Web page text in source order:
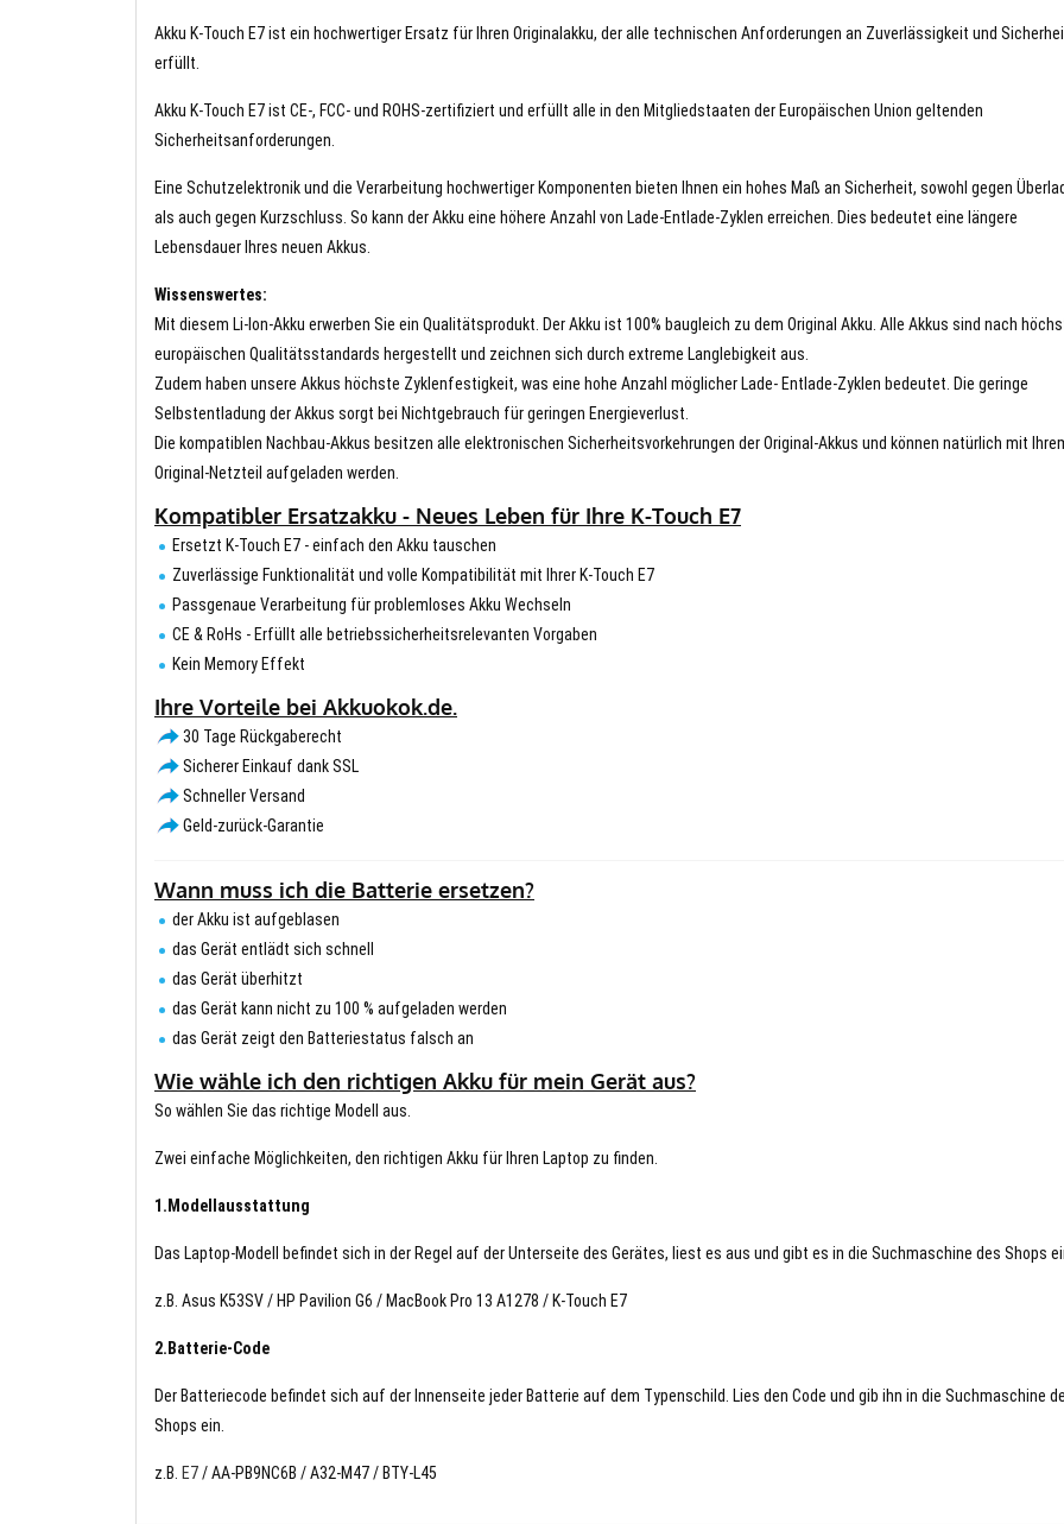
Akku K-Touch E7 ist ein hochwertiger Ersatz für Ihren Originalakku, der alle technischen Anforderungen an Zuverlässigkeit und
erfüllt.
Akku K-Touch E7 ist CE-, FCC- und ROHS-zertifiziert und erfüllt alle in den Mitgliedstaaten der Europäischen Union geltenden
Sicherheitsanforderungen.
Eine Schutzelektronik und die Verarbeitung hochwertiger Komponenten bieten Ihnen ein hohes Maß an Sicherheit, sowohl gegen
als auch gegen Kurzschluss. So kann der Akku eine höhere Anzahl von Lade-Entlade-Zyklen erreichen. Dies bedeutet eine längere
Lebensdauer Ihres neuen Akkus.
Wissenswertes:
Mit diesem Li-Ion-Akku erwerben Sie ein Qualitätsprodukt. Der Akku ist 100% baugleich zu dem Original Akku. Alle Akkus sind nach
europäischen Qualitätsstandards hergestellt und zeichnen sich durch extreme Langlebigkeit aus.
Zudem haben unsere Akkus höchste Zyklenfestigkeit, was eine hohe Anzahl möglicher Lade- Entlade-Zyklen bedeutet. Die geringe
Selbstentladung der Akkus sorgt bei Nichtgebrauch für geringen Energieverlust.
Die kompatiblen Nachbau-Akkus besitzen alle elektronischen Sicherheitsvorkehrungen der Original-Akkus und können natürlich mit
Original-Netzteil aufgeladen werden.
Kompatibler Ersatzakku - Neues Leben für Ihre K-Touch E7
Ersetzt K-Touch E7 - einfach den Akku tauschen
Zuverlässige Funktionalität und volle Kompatibilität mit Ihrer K-Touch E7
Passgenaue Verarbeitung für problemloses Akku Wechseln
CE & RoHs - Erfüllt alle betriebssicherheitsrelevanten Vorgaben
Kein Memory Effekt
Ihre Vorteile bei Akkuokok.de.
30 Tage Rückgaberecht
Sicherer Einkauf dank SSL
Schneller Versand
Geld-zurück-Garantie
Wann muss ich die Batterie ersetzen?
der Akku ist aufgeblasen
das Gerät entlädt sich schnell
das Gerät überhitzt
das Gerät kann nicht zu 100 % aufgeladen werden
das Gerät zeigt den Batteriestatus falsch an
Wie wähle ich den richtigen Akku für mein Gerät aus?
So wählen Sie das richtige Modell aus.
Zwei einfache Möglichkeiten, den richtigen Akku für Ihren Laptop zu finden.
1.Modellausstattung
Das Laptop-Modell befindet sich in der Regel auf der Unterseite des Gerätes, liest es aus und gibt es in die Suchmaschine des Shops
z.B. Asus K53SV / HP Pavilion G6 / MacBook Pro 13 A1278 / K-Touch E7
2.Batterie-Code
Der Batteriecode befindet sich auf der Innenseite jeder Batterie auf dem Typenschild. Lies den Code und gib ihn in die Suchmaschine
Shops ein.
z.B. E7/ AA-PB9NC6B / A32-M47 / BTY-L45